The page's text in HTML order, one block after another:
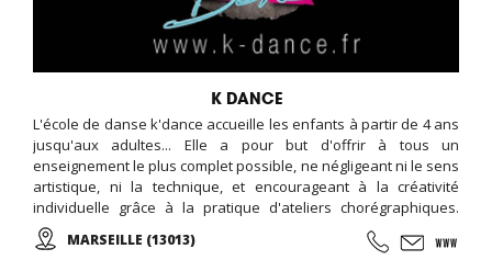
K DANCE
L'école de danse k'dance accueille les enfants à partir de 4 ans
jusqu'aux adultes... Elle a pour but d'offrir à tous un
enseignement le plus complet possible, ne négligeant ni le sens
artistique, ni la technique, et encourageant à la créativité
individuelle grâce à la pratique d'ateliers chorégraphiques.
Cours de danse classique, modern-jazz, hip-hop, break, ragga,
orientale et zumba ... Cours de musique avec batterie, basse,
MARSEILLE (13013)